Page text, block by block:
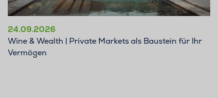
24.09.2026
Wine & Wealth | Private Markets als Baustein für Ihr
Vermögen